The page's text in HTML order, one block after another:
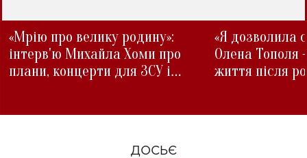
«Мрію про велику родину»:
інтерв'ю Михайла Хоми про
плани, концерти для ЗСУ і
«Я дозволила
Олена Тополя
життя після
ДОСЬЄ